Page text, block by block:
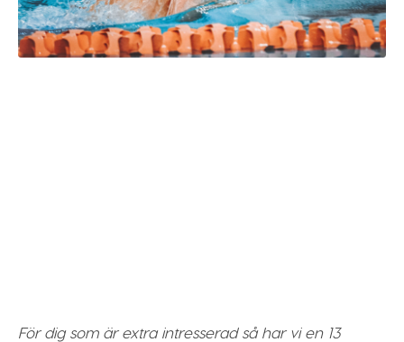
För dig som är extra intresserad så har vi en 13